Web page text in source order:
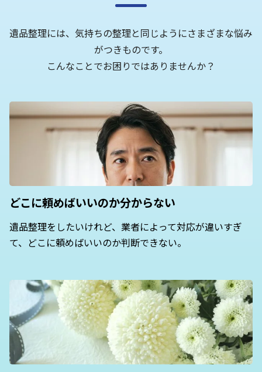
遺品整理には、気持ちの整理と同じようにさまざまな悩み
がつきものです。
こんなことでお困りではありませんか？
どこに頼めばいいのか分からない
遺品整理をしたいけれど、業者によって対応が違いすぎ
て、どこに頼めばいいのか判断できない。